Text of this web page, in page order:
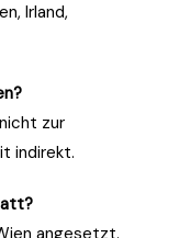
Irland,
zur
indirekt.